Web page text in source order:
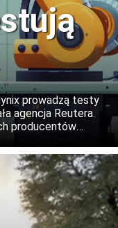
prowadzą testy
agencja Reutera.
producentów